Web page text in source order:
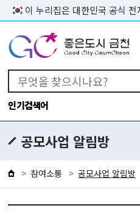
본문 바
이 누리집은 대한민국 공식
인기검색어
공모사업 알림방
참여소통 공모사업 알림방